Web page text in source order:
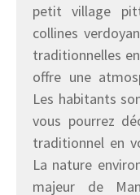
petit village
collines
traditionnelles
offre une
Les habitants
vous pourrez
traditionnel en
La nature
majeur de